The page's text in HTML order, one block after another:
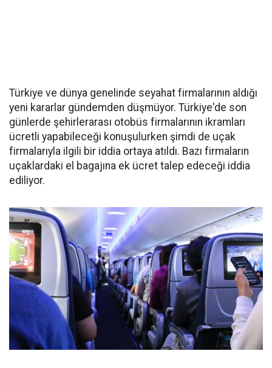
Türkiye ve dünya genelinde seyahat firmalarının aldığı
yeni kararlar gündemden düşmüyor. Türkiye'de son
günlerde şehirlerarası otobüs firmalarının ikramları
ücretli yapabileceği konuşulurken şimdi de uçak
firmalarıyla ilgili bir iddia ortaya atıldı. Bazı firmaların
uçaklardaki el bagajına ek ücret talep edeceği iddia
ediliyor.